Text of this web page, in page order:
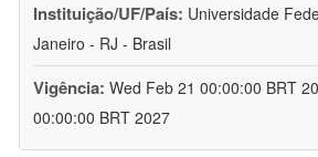
Instituição/UF/País: Universidade
Janeiro - RJ - Brasil
Vigência: Wed Feb 21 00:00:00 BRT
00:00:00 BRT 2027